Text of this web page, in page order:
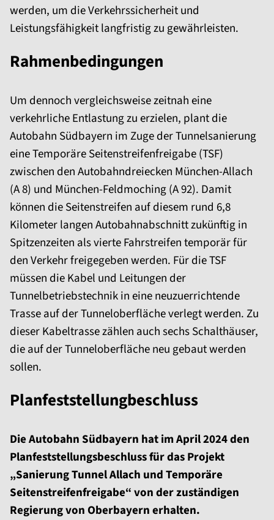
werden, um die Verkehrssicherheit und
Leistungsfähigkeit langfristig zu gewährleisten.
Rahmenbedingungen
Um dennoch vergleichsweise zeitnah eine
verkehrliche Entlastung zu erzielen, plant die
Autobahn Südbayern im Zuge der Tunnelsanierung
eine Temporäre Seitenstreifenfreigabe (TSF)
zwischen den Autobahndreiecken München-Allach
(A 8) und München-Feldmoching (A 92). Damit
können die Seitenstreifen auf diesem rund 6,8
Kilometer langen Autobahnabschnitt zukünftig in
Spitzenzeiten als vierte Fahrstreifen temporär für
den Verkehr freigegeben werden. Für die TSF
müssen die Kabel und Leitungen der
Tunnelbetriebstechnik in eine neuzuerrichtende
Trasse auf der Tunneloberfläche verlegt werden. Zu
dieser Kabeltrasse zählen auch sechs Schalthäuser,
die auf der Tunneloberfläche neu gebaut werden
sollen.
Planfeststellungbeschluss
Die Autobahn Südbayern hat im April 2024 den
Planfeststellungsbeschluss für das Projekt
„Sanierung Tunnel Allach und Temporäre
Seitenstreifenfreigabe“ von der zuständigen
Regierung von Oberbayern erhalten.